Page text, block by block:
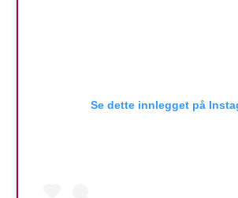
Se dette innlegget på